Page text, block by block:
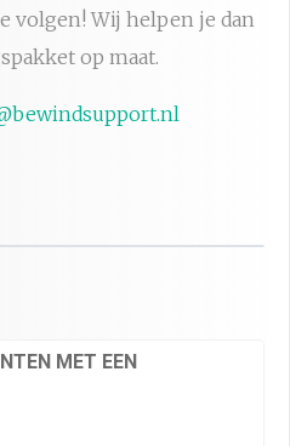
volgen! Wij helpen je dan
op maat.
MET EEN